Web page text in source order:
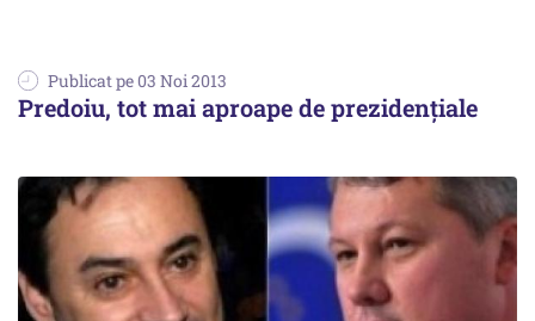
Publicat pe 03 Noi 2013
Predoiu, tot mai aproape de prezidențiale